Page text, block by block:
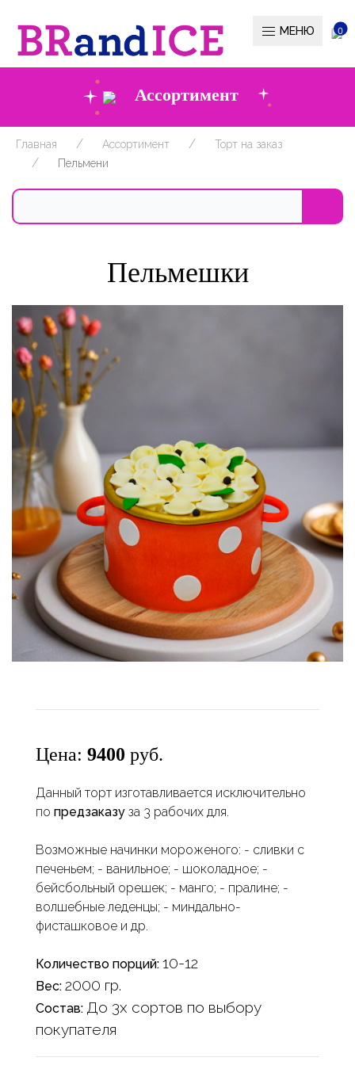
МЕНЮ 0
Ассортимент
Главная Ассортимент
Торт на заказ
Пельмени
Пельмешки
Цена: 9400 руб.
Данный торт изготавливается исключительно
по предзаказу за 3 рабочих для.
Возможные начинки мороженого: - сливки с
печеньем; - ванильное; - шоколадное; -
бейсбольный орешек; - манго; - пралине; -
волшебные леденцы; - миндально-
фисташковое и др.
Количество порций: 10-12
Вес: 2000 гр.
Состав: До 3х сортов по выбору
покупателя